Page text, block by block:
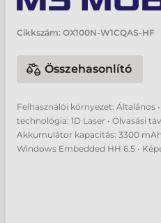
Cikkszám: OX100N-W1CQAS-HF
Összehasonlító
Felhasználói környezet: Általános
technológia: 1D Laser • Olvasási
Akkumulátor kapacitás: 3300 mAh
Windows Embedded HH 6.5 •